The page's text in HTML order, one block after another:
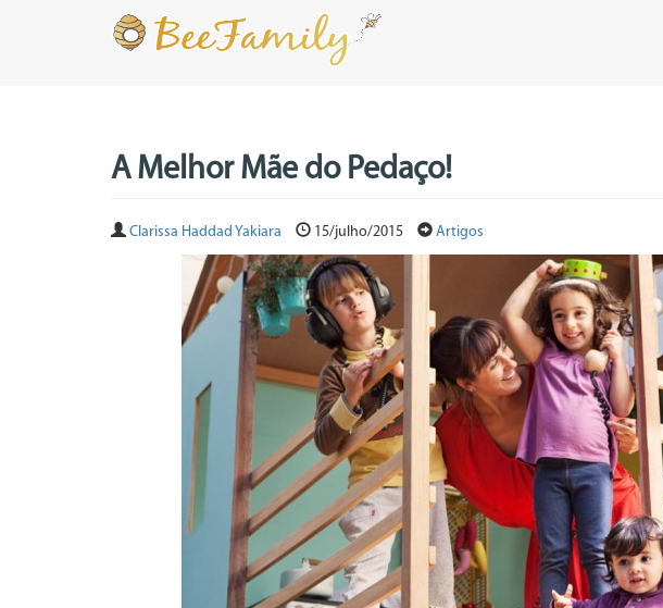
A Melhor Mãe do Pedaço!
Clarissa Haddad Yakiara 15/julho/2015 Artigos